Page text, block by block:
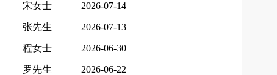
宋女士 2026-07-14
张先生 2026-07-13
程女士 2026-06-30
罗先生 2026-06-22